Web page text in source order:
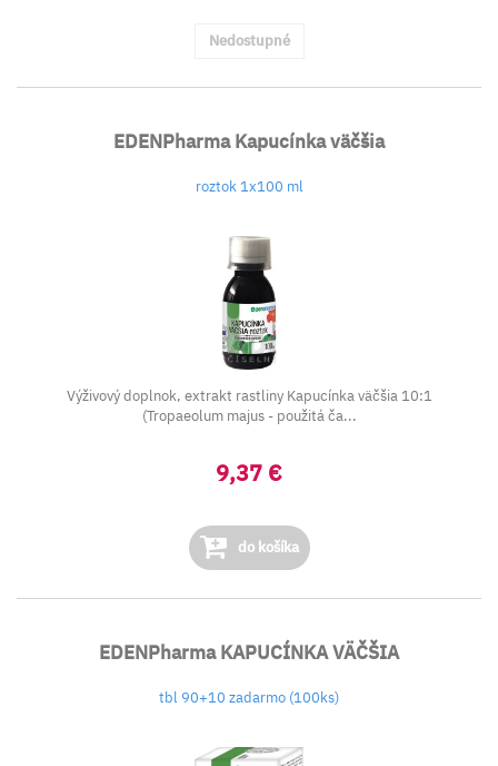
Nedostupné
EDENPharma Kapucínka väčšia
roztok 1x100 ml
Výživový doplnok, extrakt rastliny Kapucínka väčšia 10:1
(Tropaeolum majus - použitá ča...
9,37 €
do košíka
EDENPharma KAPUCÍNKA VÄČŠIA
tbl 90+10 zadarmo (100ks)